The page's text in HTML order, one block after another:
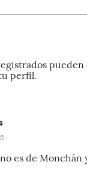
perfil.
es de Monchán